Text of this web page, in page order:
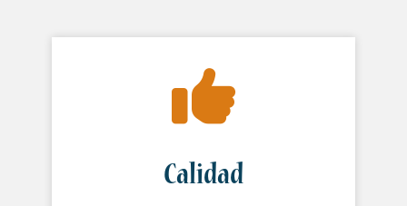
Calidad